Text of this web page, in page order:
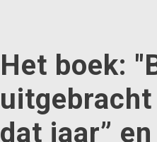
Het boek:
dat jaar”